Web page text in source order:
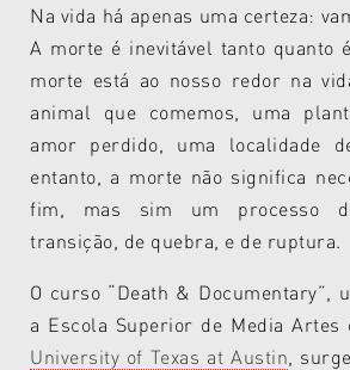
Na vida há apenas uma certeza:
A morte é inevitável tanto quanto
morte está ao nosso redor na
animal que comemos, uma
amor perdido, uma localidade
entanto, a morte não significa
fim, mas sim um processo
transição, de quebra, e de ruptura.
O curso “Death & Documentary”,
a Escola Superior de Media
University of Texas at Austin ,